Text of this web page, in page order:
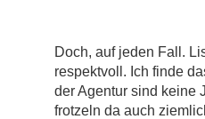
Doch, auf jeden Fall.
respektvoll. Ich finde
der Agentur sind keine
frotzeln da auch